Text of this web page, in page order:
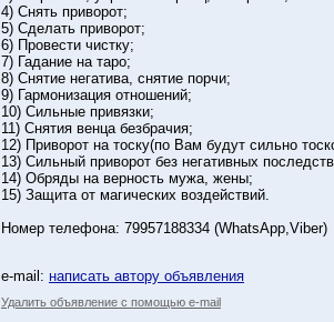
4) Снять приворот;
5) Сделать приворот;
6) Провести чистку;
7) Гадание на таро;
8) Снятие негатива, снятие порчи;
9) Гармонизация отношений;
10) Сильные привязки;
11) Снятия венца безбрачия;
12) Приворот на тоску(по Вам будут сильно
13) Сильный приворот без негативных
14) Обряды на верность мужа, жены;
15) Защита от магических воздействий.
Номер телефона: 79957188334 (WhatsApp,Viber)
e-mail: написать автору объявления
Удалить объявление с помощью e-mail